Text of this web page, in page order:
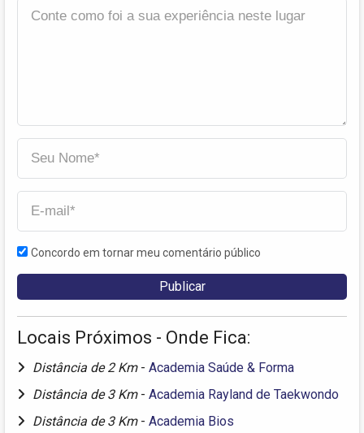
Concordo em tornar meu comentário público
Locais Próximos - Onde Fica:
Distância de 2 Km - Academia Saúde & Forma
Distância de 3 Km - Academia Rayland de Taekwondo
Distância de 3 Km - Academia Bios